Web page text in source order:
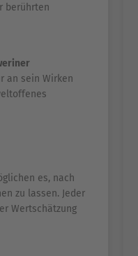
berührten
an sein Wirken
es, nach
zu lassen. Jeder
Wertschätzung